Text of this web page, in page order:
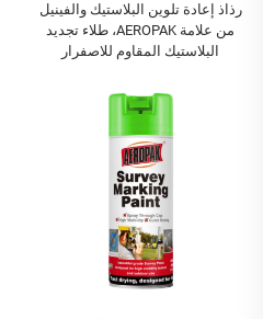
رذاذ إعادة تلوين البلاستيك والفينيل
من علامة AEROPAK، طلاء تجديد
البلاستيك المقاوم للاصفرار